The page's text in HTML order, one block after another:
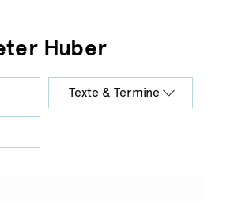
Huber
Texte & Termine